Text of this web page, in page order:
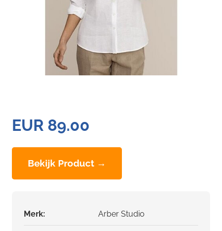
EUR 89.00
Bekijk Product →
Merk: Arber Studio